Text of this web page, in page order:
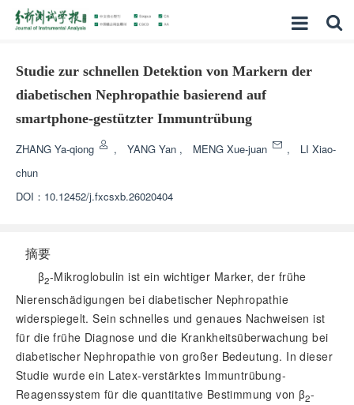
Studie zur schnellen Detektion von Markern der
diabetischen Nephropathie basierend auf
smartphone-gestützter Immuntrübung
ZHANG Ya-qiong , YANG Yan , MENG Xue-juan ,
LI Xiao-
chun
DOI： 10.12452/j.fxcsxb.26020404
摘要
β2-Mikroglobulin ist ein wichtiger Marker, der frühe
Nierenschädigungen bei diabetischer Nephropathie
widerspiegelt. Sein schnelles und genaues Nachweisen ist
für die frühe Diagnose und die Krankheitsüberwachung bei
diabetischer Nephropathie von großer Bedeutung. In dieser
Studie wurde ein Latex-verstärktes Immuntrübung-
Reagenssystem für die quantitative Bestimmung von β2-